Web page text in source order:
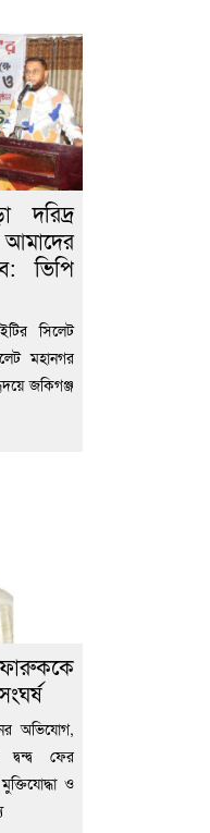
দরিদ্র
আমাদের
ভিপি
সিলেট
মহানগর
জকিগঞ্জ
ফারুককে
অভিযোগ,
ফের
ও